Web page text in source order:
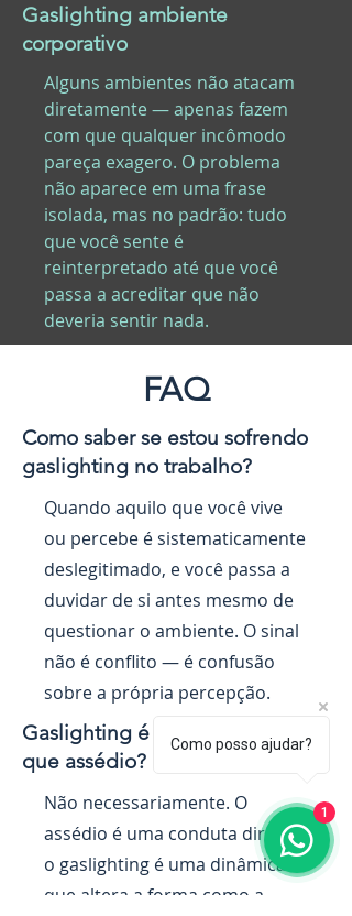
Gaslighting ambiente
corporativo
Alguns ambientes não atacam
diretamente — apenas fazem
com que qualquer incômodo
pareça exagero. O problema
não aparece em uma frase
isolada, mas no padrão: tudo
que você sente é
reinterpretado até que você
passa a acreditar que não
deveria sentir nada.
FAQ
Como saber se estou sofrendo
gaslighting no trabalho?
Quando aquilo que você vive
ou percebe é sistematicamente
deslegitimado, e você passa a
duvidar de si antes mesmo de
questionar o ambiente. O sinal
não é conflito — é confusão
sobre a própria percepção.
Gaslighting é a mesma coisa
que assédio?
Não necessariamente. O
assédio é uma conduta direta;
o gaslighting é uma dinâmica
que altera a forma como a
Como posso ajudar?
1